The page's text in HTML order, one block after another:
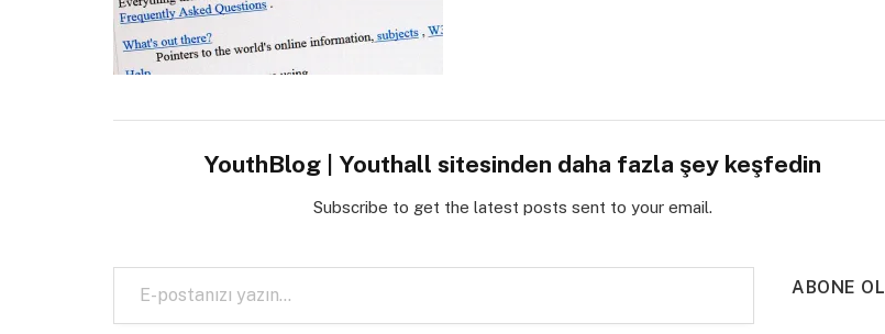
YouthBlog | Youthall sitesinden daha fazla şey keşfedin
Subscribe to get the latest posts sent to your email.
E-postanızı yazın…
ABONE OL